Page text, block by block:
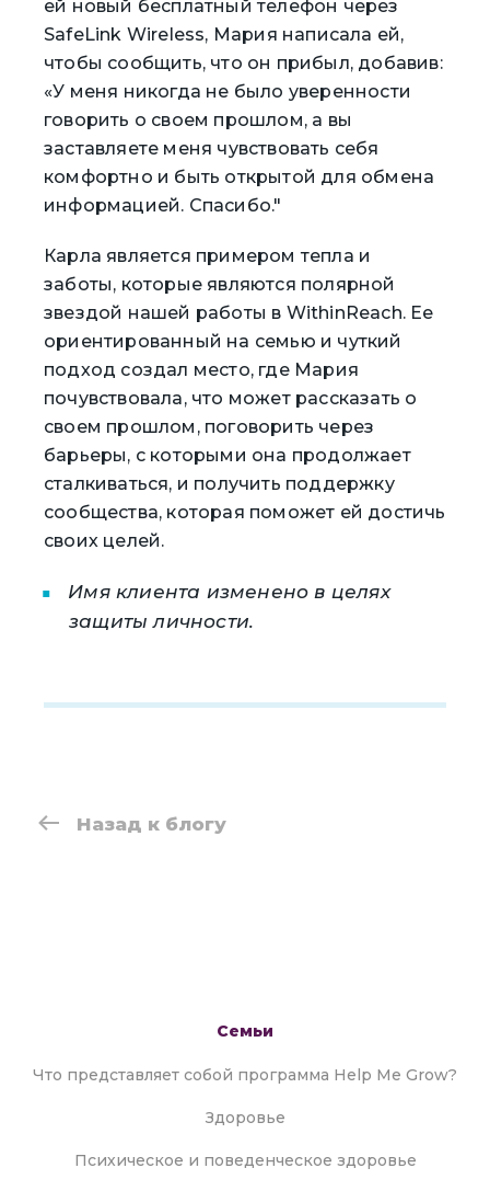
ей новый бесплатный телефон через
SafeLink Wireless, Мария написала ей,
чтобы сообщить, что он прибыл, добавив:
«У меня никогда не было уверенности
говорить о своем прошлом, а вы
заставляете меня чувствовать себя
комфортно и быть открытой для обмена
информацией. Спасибо."
Карла является примером тепла и
заботы, которые являются полярной
звездой нашей работы в WithinReach. Ее
ориентированный на семью и чуткий
подход создал место, где Мария
почувствовала, что может рассказать о
своем прошлом, поговорить через
барьеры, с которыми она продолжает
сталкиваться, и получить поддержку
сообщества, которая поможет ей достичь
своих целей.
Имя клиента изменено в целях
защиты личности.
Назад к блогу
Семьи
Что представляет собой программа Help Me Grow?
Здоровье
Психическое и поведенческое здоровье